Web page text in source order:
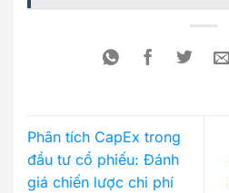
Phân tích CapEx trong
đầu tư cổ phiếu: Đánh
giá chiến lược chi phí